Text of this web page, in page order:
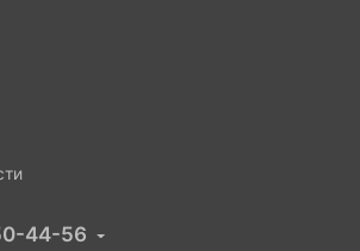
44-56